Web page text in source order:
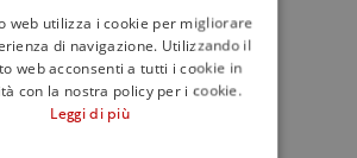
web utilizza i cookie per migliorare
di navigazione. Utilizzando il
web acconsenti a tutti i cookie in
con la nostra policy per i cookie.
Leggi di più